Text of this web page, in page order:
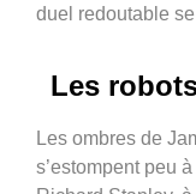
duel redoutable
Les
Les ombres de
s’estompent peu